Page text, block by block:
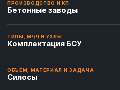
ПРОИЗВОДСТВО И КП
Бетонные заводы
ТИПЫ, М³/Ч И УЗЛЫ
Комплектация БСУ
ОБЪЁМ, МАТЕРИАЛ И ЗАДАЧА
Силосы